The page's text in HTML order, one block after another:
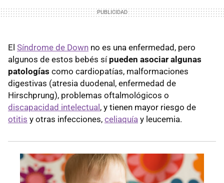
El Síndrome de Down no es una enfermedad, pero
algunos de estos bebés sí pueden asociar algunas
patologías como cardiopatías, malformaciones
digestivas (atresia duodenal, enfermedad de
Hirschprung), problemas oftalmológicos o
discapacidad intelectual, y tienen mayor riesgo de
otitis y otras infecciones, celiaquía y leucemia.